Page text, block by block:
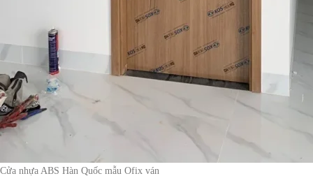
Cửa nhựa ABS Hàn Quốc mẫu Ofix ván